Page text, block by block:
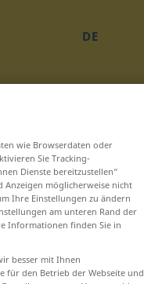
DE
wie Browserdaten oder
Sie Tracking-
Dienste bereitzustellen“
Anzeigen möglicherweise nicht
Ihre Einstellungen zu ändern
am unteren Rand der
Informationen finden Sie in
besser mit Ihnen
für den Betrieb der Webseite und